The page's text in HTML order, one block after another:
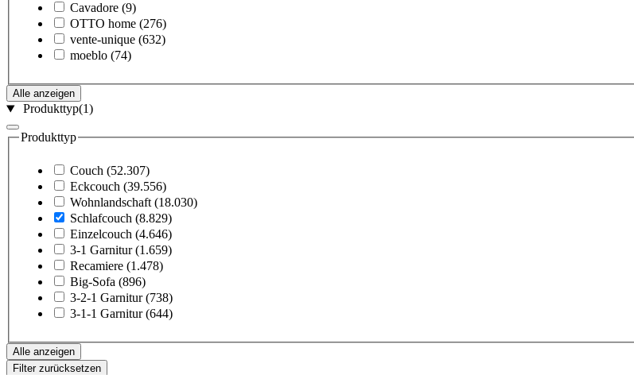
Cavadore (9)
OTTO home (276)
vente-unique (632)
moeblo (74)
Alle anzeigen
Produkttyp(1)
Produkttyp
Couch (52.307)
Eckcouch (39.556)
Wohnlandschaft (18.030)
Schlafcouch (8.829)
Einzelcouch (4.646)
3-1 Garnitur (1.659)
Recamiere (1.478)
Big-Sofa (896)
3-2-1 Garnitur (738)
3-1-1 Garnitur (644)
Alle anzeigen
Filter zurücksetzen